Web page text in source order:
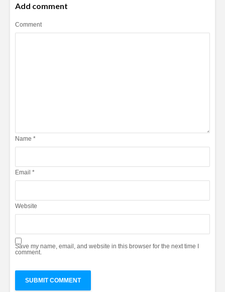
Add comment
Comment
Name *
Email *
Website
Save my name, email, and website in this browser for the next time I
comment.